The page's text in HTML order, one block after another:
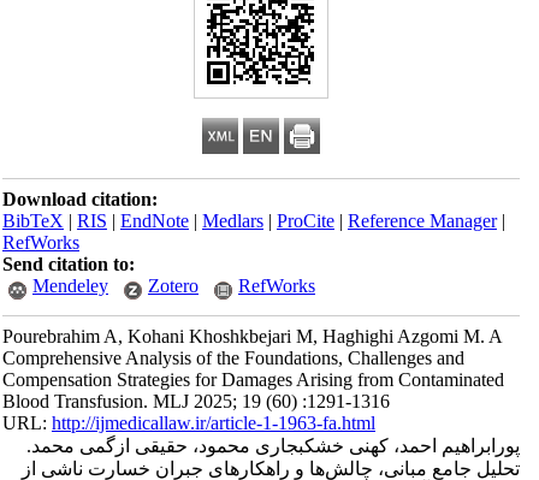
Download citation:
BibTeX|RIS|EndNote|Medlars|ProCite|Reference Manager
RefWorks
Send citation to:
Mendeley
Zotero RefWorks
Pourebrahim A, Kohani Khoshkbejari M, Haghighi Azgomi M. A
Comprehensive Analysis of the Foundations, Challenges and
Compensation Strategies for Damages Arising from Contaminated
Blood Transfusion. MLJ 2025; 19 (60) :1291-1316
URL:http://ijmedicallaw.ir/article-1-1963-fa.html
پورابراهیم احمد، کهنی خشکبجاری محمود، حقیقی ازگمی محمد.
تحلیل جامع مبانی، چالش‌ها و راهکارهای جبران خسارت ناشی از